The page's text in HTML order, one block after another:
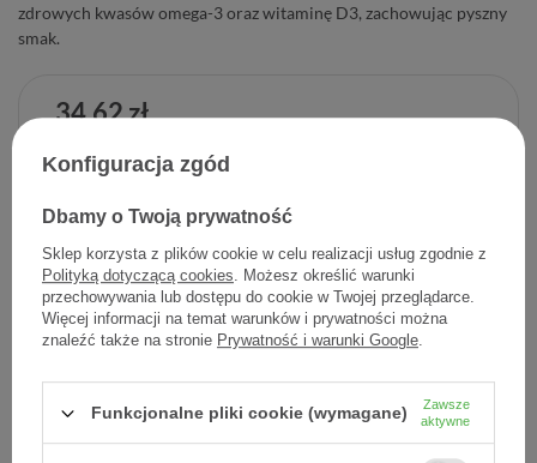
zdrowych kwasów omega-3 oraz witaminę D3, zachowując pyszny
smak.
34,62 zł
+ Dodaj do koszyka
Dodaj do listy zakupowej
Producent:ORKLA CARE S.A.
Kod produktu:7070866026141
Konfiguracja zgód
Dbamy o Twoją prywatność
Sklep korzysta z plików cookie w celu realizacji usług zgodnie z
Polityką dotyczącą cookies. Możesz określić warunki
przechowywania lub dostępu do cookie w Twojej przeglądarce.
Więcej informacji na temat warunków i prywatności można
znaleźć także na stronie Prywatność i warunki Google.
Funkcjonalne pliki cookie (wymagane)
Zawsze
aktywne